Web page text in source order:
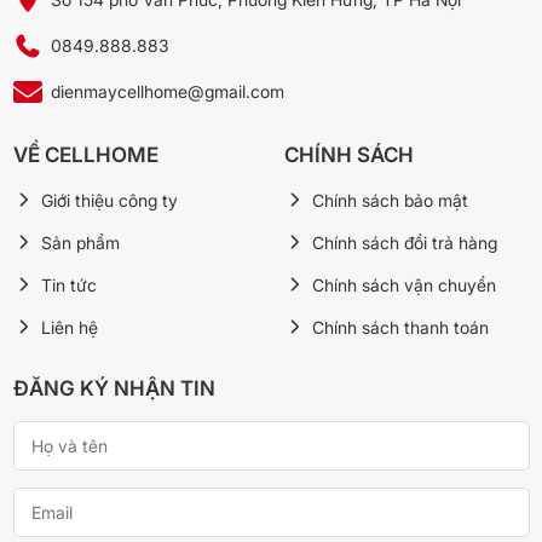
sinh, an toàn cho sức khỏe.
Tiện ích
– Bảng điều khiển cảm ứng bố trí bên ngoài cửa tủ – dễ thao tác
và điều chỉnh các chế độ nhanh chóng mà không cần mở tủ.
– Kết nối vớiứng dụng TSmartLife, cho phép người dùng theo dõi,
điều chỉnh nhiệt độ và nhận cảnh báo từ xa qua điện thoại.
0849.888.883
dienmaycellhome@gmail.com
VỀ CELLHOME
Giới thiệu công ty
Sản phẩm
Tin tức
Liên hệ
CHÍNH SÁCH
Chính sách bảo mật
Chính sách đổi trả hàng
Chính sách vận chuyển
Chính sách thanh toán
ĐĂNG KÝ NHẬN TIN